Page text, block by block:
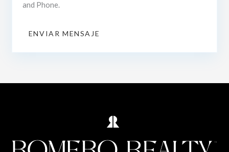
and Phone.
ENVIAR MENSAJE